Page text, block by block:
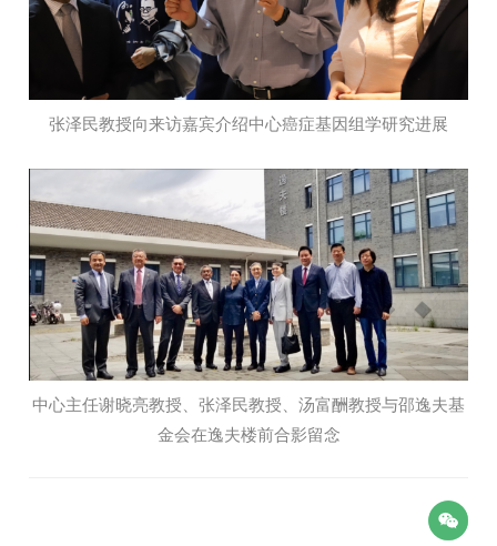
张泽民教授向来访嘉宾介绍中心癌症基因组学研究进展
中心主任谢晓亮教授、张泽民教授、汤富酬教授与邵逸夫基
金会在逸夫楼前合影留念